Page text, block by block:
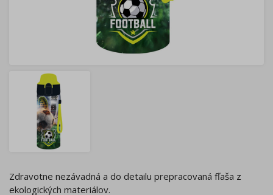
Zdravotne nezávadná a do detailu prepracovaná fľaša z
ekologických materiálov.